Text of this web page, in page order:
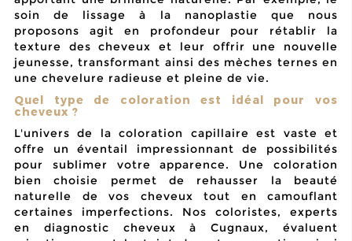
soin de lissage à la nanoplastie que nous
proposons agit en profondeur pour rétablir la
texture des cheveux et leur offrir une nouvelle
jeunesse, transformant ainsi des mèches ternes en
une chevelure radieuse et pleine de vie.
Quel type de coloration est idéal pour vos
cheveux ?
L'univers de la coloration capillaire est vaste et
offre un éventail impressionnant de possibilités
pour sublimer votre apparence. Une coloration
bien choisie permet de rehausser la beauté
naturelle de vos cheveux tout en camouflant
certaines imperfections. Nos coloristes, experts
en diagnostic cheveux à Cugnaux, évaluent